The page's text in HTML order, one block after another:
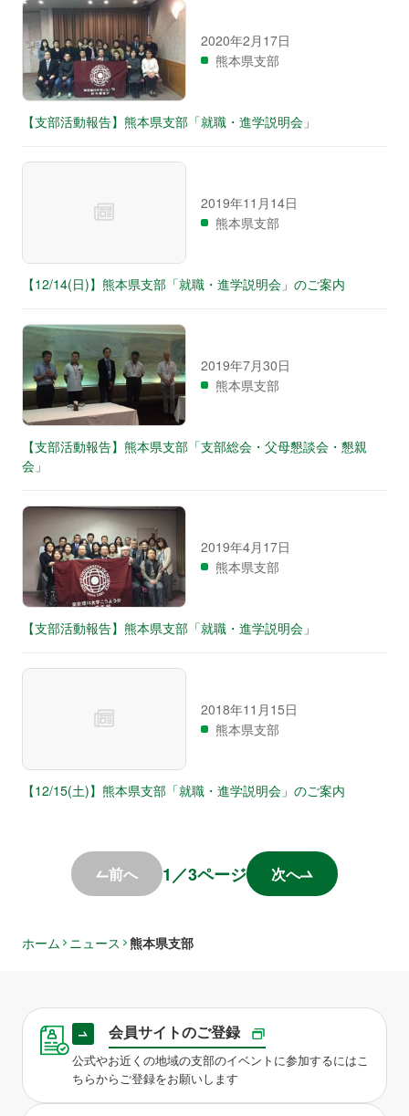
2020年2月17日
熊本県支部
【支部活動報告】熊本県支部「就職・進学説明会」
2019年11月14日
熊本県支部
【12/14(日)】熊本県支部「就職・進学説明会」のご案内
2019年7月30日
熊本県支部
【支部活動報告】熊本県支部「支部総会・父母懇談会・懇親
会」
2019年4月17日
熊本県支部
【支部活動報告】熊本県支部「就職・進学説明会」
2018年11月15日
熊本県支部
【12/15(土)】熊本県支部「就職・進学説明会」のご案内
前へ 1／3ページ 次へ
ホーム ニュース 熊本県支部
会員サイトのご登録
公式やお近くの地域の支部のイベントに参加するにはこ
ちらからご登録をお願いします